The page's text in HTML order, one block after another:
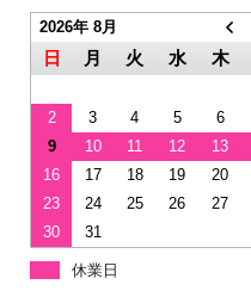
2026年 8月
日 月 火 水 木
2
3 4 5 6
9
10 11 12 13
16
17 18 19 20
23
24 25 26 27
30
31
休業日